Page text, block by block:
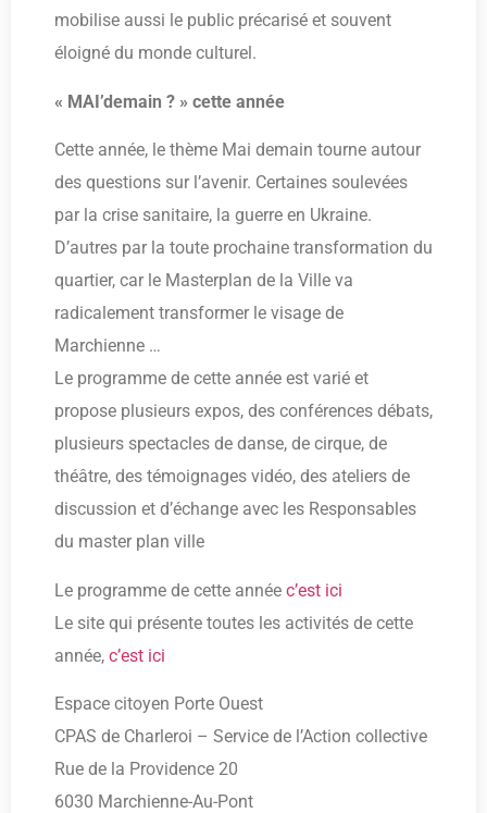
mobilise aussi le public précarisé et souvent
éloigné du monde culturel.
« MAI’demain ? » cette année
Cette année, le thème Mai demain tourne autour
des questions sur l’avenir. Certaines soulevées
par la crise sanitaire, la guerre en Ukraine.
D’autres par la toute prochaine transformation du
quartier, car le Masterplan de la Ville va
radicalement transformer le visage de
Marchienne …
Le programme de cette année est varié et
propose plusieurs expos, des conférences débats,
plusieurs spectacles de danse, de cirque, de
théâtre, des témoignages vidéo, des ateliers de
discussion et d’échange avec les Responsables
du master plan ville
Le programme de cette année c’est ici
Le site qui présente toutes les activités de cette
année, c’est ici
Espace citoyen Porte Ouest
CPAS de Charleroi – Service de l’Action collective
Rue de la Providence 20
6030 Marchienne-Au-Pont